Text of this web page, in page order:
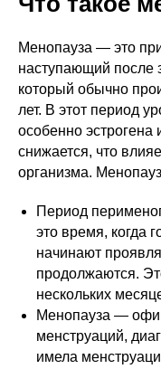
Менопауза — это
наступающий после
который обычно
лет. В этот период
особенно эстрогена
снижается, что
организма.
Период
это время, когда
начинают
продолжаются.
нескольких
Менопауза —
менструаций,
имела